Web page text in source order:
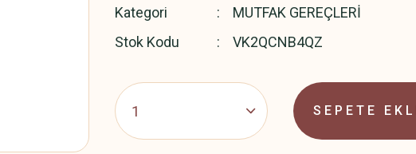
Kategori
MUTFAK GEREÇLERİ
Stok Kodu
VK2QCNB4QZ
SEPETE